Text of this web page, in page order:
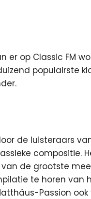
er op Classic FM
populairste
de luisteraars
compositie.
de grootste
te horen van
Passion